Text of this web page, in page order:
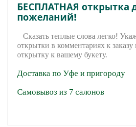
БЕСПЛАТНАЯ открытка
пожеланий!
Сказать теплые слова легко!
открытки в комментариях к
открытку к вашему букету.
Доставка по Уфе и пригороду
Самовывоз из 7 салонов